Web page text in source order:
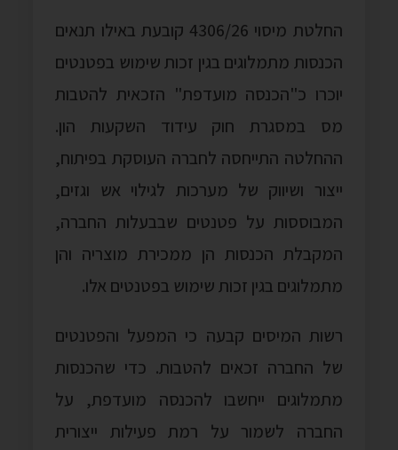
החלטת מיסוי 4306/26 קובעת באילו תנאים
הכנסות מתמלוגים בגין זכות שימוש בפטנטים
יוכרו כ"הכנסה מועדפת" הזכאית להטבות
מס במסגרת חוק עידוד השקעות הון.
ההחלטה התייחסה לחברה העוסקת בפיתוח,
ייצור ושיווק של מערכות לגילוי אש וגזים,
המבוססות על פטנטים שבבעלות החברה,
המקבלת הכנסות הן ממכירת מוצריה והן
מתמלוגים בגין זכות שימוש בפטנטים אלו.
רשות המיסים קבעה כי המפעל והפטנטים
של החברה זכאים להטבות. כדי שהכנסות
מתמלוגים ייחשבו להכנסה מועדפת, על
החברה לשמור על רמת פעילות ייצורית